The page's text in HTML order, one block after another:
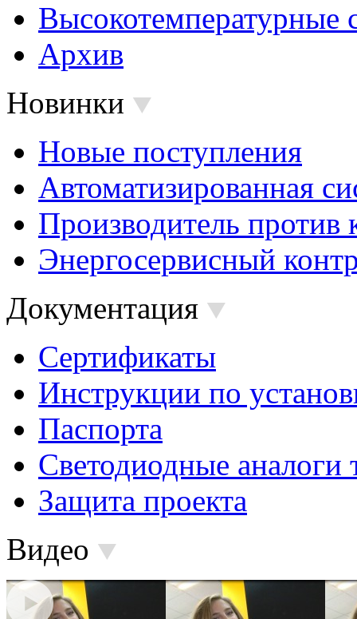
Высокотемпературные
Архив
Новинки
Новые поступления
Автоматизированная
Производитель против
Энергосервисный
Документация
Сертификаты
Инструкции по
Паспорта
Светодиодные аналоги
Защита проекта
Видео